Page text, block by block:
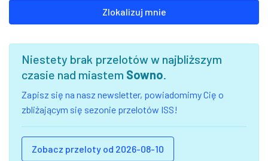
Zlokalizuj mnie
Niestety brak przelotów w najbliższym
czasie nad miastem Sowno.
Zapisz się na nasz newsletter, powiadomimy Cię o
zbliżającym się sezonie przelotów ISS!
Zobacz przeloty od 2026-08-10